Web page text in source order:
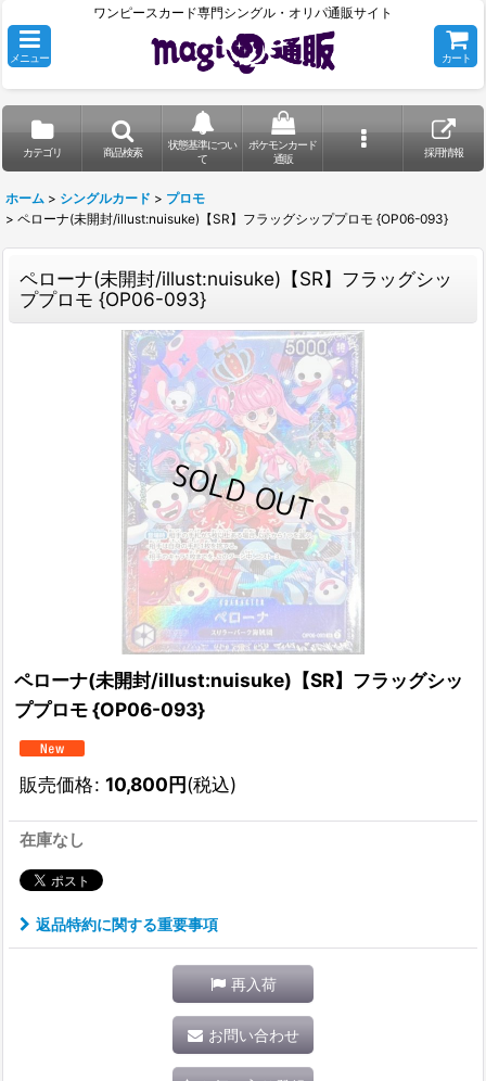
ワンピースカード専門シングル・オリパ通販サイト
メニュー カート
カテゴリ 商品検索
状態基準につい
て
ポケモンカード
通販
採用情報
ホーム > シングルカード > プロモ
> ペローナ(未開封/illust:nuisuke)【SR】フラッグシッププロモ {OP06-093}
ペローナ(未開封/illust:nuisuke)【SR】フラッグシッ
ププロモ {OP06-093}
ペローナ(未開封/illust:nuisuke)【SR】フラッグシッ
ププロモ {OP06-093}
販売価格: 10,800円(税込)
在庫なし
返品特約に関する重要事項
再入荷
お問い合わせ